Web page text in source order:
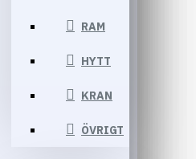
RAM
HYTT
KRAN
ÖVRIGT